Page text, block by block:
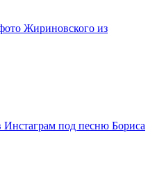
Жириновского из
под песню Бориса